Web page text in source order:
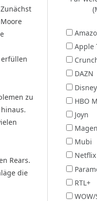
zu
Rears.
die
Apple
DAZN
HBO
Joyn
Mubi
Netflix
RTL+
WOW/